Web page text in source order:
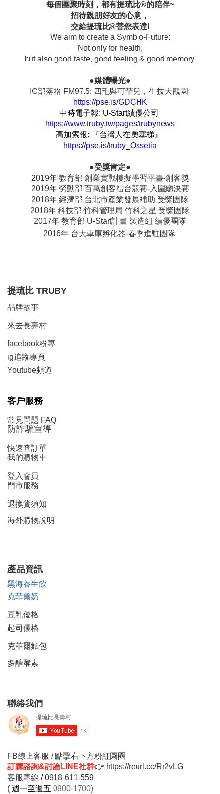
每個團聚時刻，都有提琉比®的陪伴~
招待親朋好友的心意，
交給提琉比®替您表達!
We aim to create a Symbio-Future:
Not only for health,
but also good taste, good feeling & good memory.
●媒體曝光●
IC部落格 FM97.5: 四毛與可菲兒，生技大觀園
https://pse.is/GDCHK
中時電子報: U-Start績優公司
https://www.truby.tw/pages/trubynews
高加索報: 『台灣人在奧塞梯』
https://pse.is/truby_Ossetia
●受獎肯定●
2019年 教育部 創業實戰模擬學習平臺-創客獎
2019年 勞動部 百萬創客擂台競賽-入圍總決賽
2018年 經濟部 台北市產業發展補助 受獎團隊
2018年 科技部 竹科管理局 竹科之星 受獎團隊
2017年 教育部 U-Start計畫 製造組 績優團隊
2016年 台大車庫孵化器-春季進駐團隊
提琉比 TRUBY
品牌故事
來去長壽村
facebook粉專
ig追蹤專頁
Youtube頻道
客戶服務
常見問題 FAQ
防詐騙宣導
快速查訂單
我的購物車
登入會員
門市服務
退換貨須知
海外購物說明
產品資訊
黑海養生飲
克菲爾奶
豆乳優格
起司優格
克菲爾麵包
多醣酵素
聯絡我們
FB線上客服 / 點擊右下方粉紅圓圈
訂購諮詢&討論LINE社群👉 https://reurl.cc/Rr2vLG
客服專線 /0918-611-559
( 週一至週五 0900-1700)